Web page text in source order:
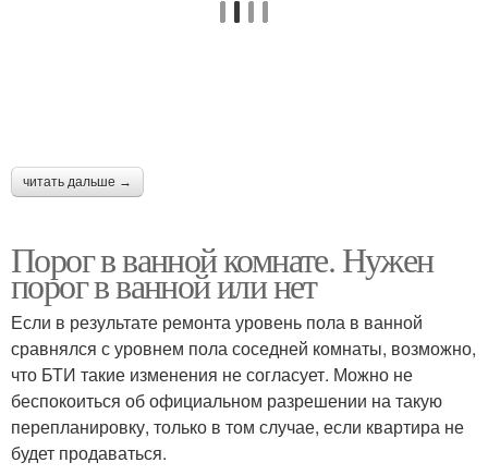
читать дальше →
Порог в ванной комнате. Нужен
порог в ванной или нет
Если в результате ремонта уровень пола в ванной
сравнялся с уровнем пола соседней комнаты, возможно,
что БТИ такие изменения не согласует. Можно не
беспокоиться об официальном разрешении на такую
перепланировку, только в том случае, если квартира не
будет продаваться.